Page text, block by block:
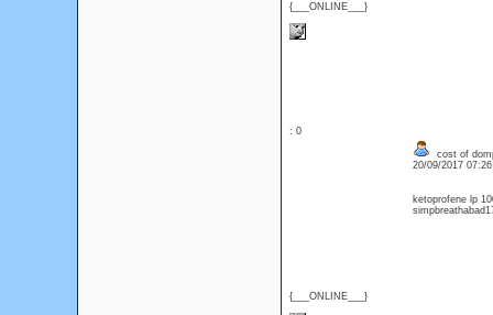
{___ONLINE___}
: 0
{___ONLINE___}
cost of
20/09/2017
ketoprofene lp